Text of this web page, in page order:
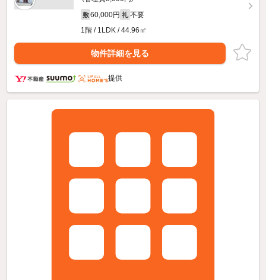
敷 60,000円 礼 不要
1階 / 1LDK / 44.96㎡
物件詳細を見る
提供